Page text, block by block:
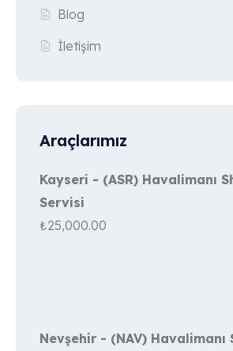
Blog
İletişim
Araçlarımız
Kayseri - (ASR) Havalimanı
Servisi
₺25,000.00
Nevşehir - (NAV) Havalimanı